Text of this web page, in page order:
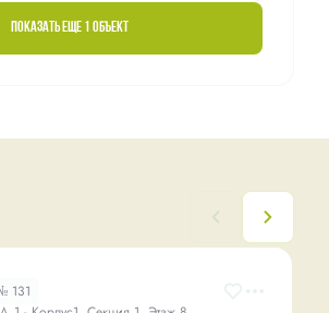
Показать еще 1 объект
131